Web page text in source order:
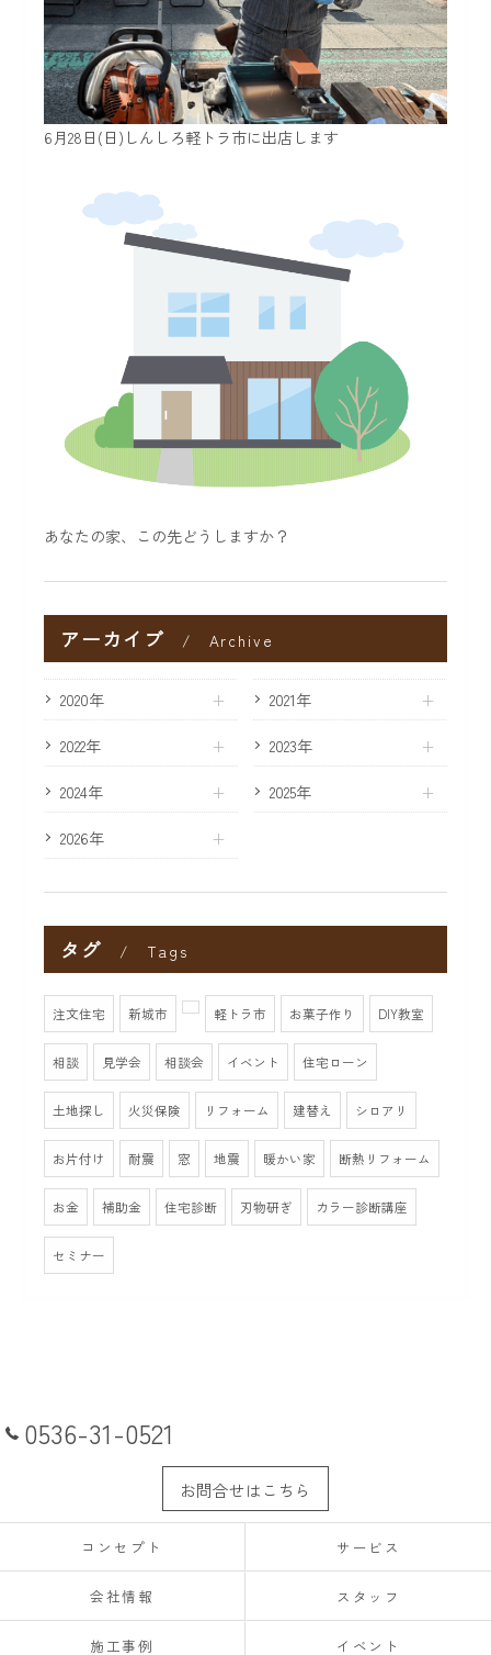
6月28日(日)しんしろ軽トラ市に出店します
あなたの家、この先どうしますか？
アーカイブ Archive
2020年 2021年
2022年 2023年
2024年 2025年
2026年
タグ Tags
注文住宅 新城市 軽トラ市 お菓子作り DIY教室
相談 見学会 相談会 イベント 住宅ローン
土地探し 火災保険 リフォーム 建替え シロアリ
お片付け 耐震 窓 地震 暖かい家 断熱リフォーム
お金 補助金 住宅診断 刃物研ぎ カラー診断講座
セミナー
0536-31-0521
お問合せはこちら
コンセプト サービス
会社情報 スタッフ
施工事例 イベント